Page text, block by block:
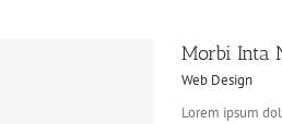
Morbi Inta
Web Design
Lorem ipsum